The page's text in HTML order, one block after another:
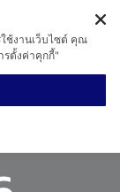
ช้งานเว็บไซต์ คุณ
รตั้งค่าคุกกี้"